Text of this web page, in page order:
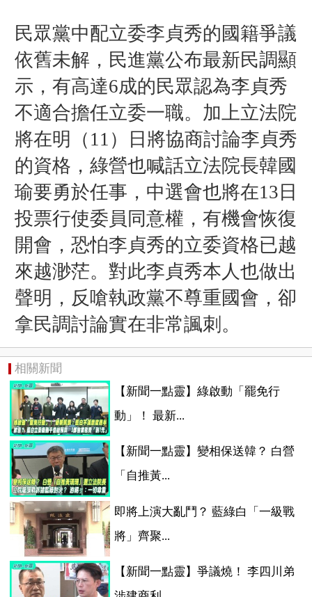
民眾黨中配立委李貞秀的國籍爭議
依舊未解，民進黨公布最新民調顯
示，有高達6成的民眾認為李貞秀
不適合擔任立委一職。加上立法院
將在明（11）日將協商討論李貞秀
的資格，綠營也喊話立法院長韓國
瑜要勇於任事，中選會也將在13日
投票行使委員同意權，有機會恢復
開會，恐怕李貞秀的立委資格已越
來越渺茫。對此李貞秀本人也做出
聲明，反嗆執政黨不尊重國會，卻
拿民調討論實在非常諷刺。
相關新聞
【新聞一點靈】綠啟動「罷免行
動」！ 最新...
【新聞一點靈】變相保送韓？ 白營
「自推黃...
即將上演大亂鬥？ 藍綠白「一級戰
將」齊聚...
【新聞一點靈】爭議燒！ 李四川弟